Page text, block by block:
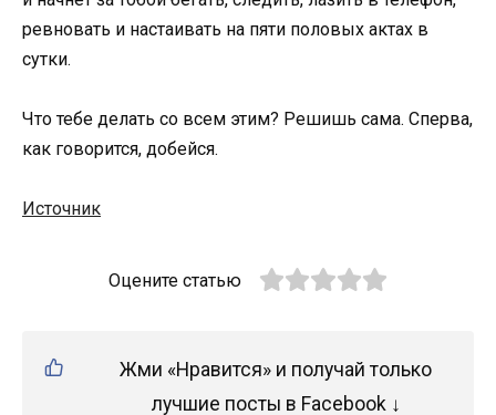
ревновать и настаивать на пяти половых актах в
сутки.
Что тебе делать со всем этим? Решишь сама. Сперва,
как говорится, добейся.
Источник
Оцените статью
Жми «Нравится» и получай только
лучшие посты в Facebook ↓